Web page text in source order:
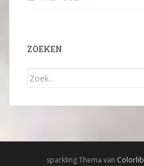
ZOEKEN
Zoek
sparkling Thema van Colorlib